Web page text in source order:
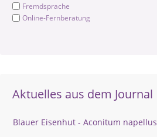
Fremdsprache
Online-Fernberatung
Aktuelles aus dem Journal
Blauer Eisenhut - Aconitum napellus